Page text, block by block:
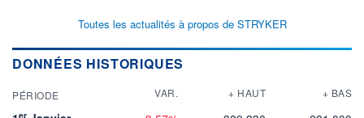
Toutes les actualités à propos de STRYKER
DONNÉES HISTORIQUES
PÉRIODE VAR. + HAUT + BAS
er